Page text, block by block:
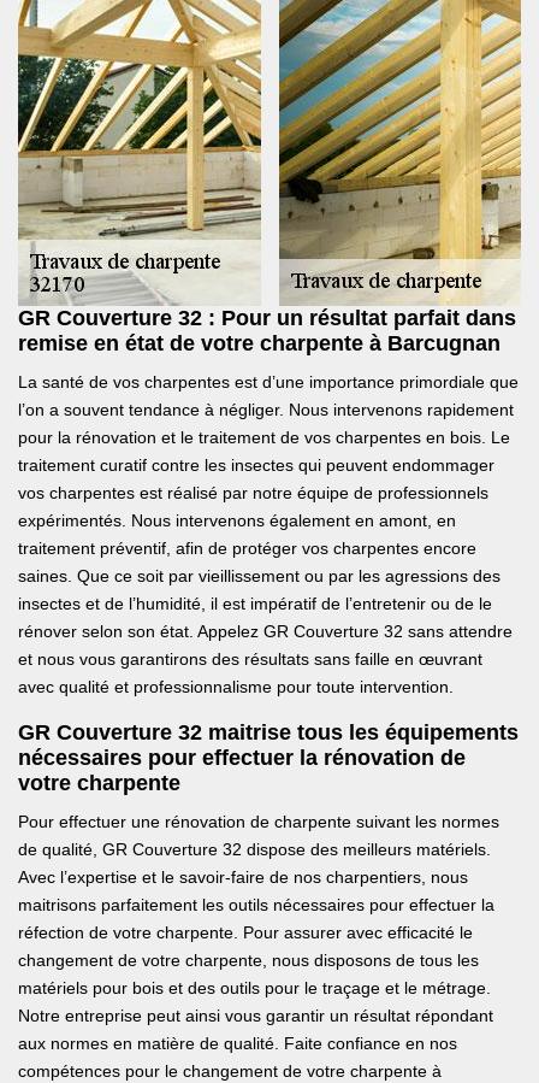
GR Couverture 32 : Pour un résultat parfait dans
remise en état de votre charpente à Barcugnan
La santé de vos charpentes est d’une importance primordiale que
l’on a souvent tendance à négliger. Nous intervenons rapidement
pour la rénovation et le traitement de vos charpentes en bois. Le
traitement curatif contre les insectes qui peuvent endommager
vos charpentes est réalisé par notre équipe de professionnels
expérimentés. Nous intervenons également en amont, en
traitement préventif, afin de protéger vos charpentes encore
saines. Que ce soit par vieillissement ou par les agressions des
insectes et de l’humidité, il est impératif de l’entretenir ou de le
rénover selon son état. Appelez GR Couverture 32 sans attendre
et nous vous garantirons des résultats sans faille en œuvrant
avec qualité et professionnalisme pour toute intervention.
GR Couverture 32 maitrise tous les équipements
nécessaires pour effectuer la rénovation de
votre charpente
Pour effectuer une rénovation de charpente suivant les normes
de qualité, GR Couverture 32 dispose des meilleurs matériels.
Avec l’expertise et le savoir-faire de nos charpentiers, nous
maitrisons parfaitement les outils nécessaires pour effectuer la
réfection de votre charpente. Pour assurer avec efficacité le
changement de votre charpente, nous disposons de tous les
matériels pour bois et des outils pour le traçage et le métrage.
Notre entreprise peut ainsi vous garantir un résultat répondant
aux normes en matière de qualité. Faite confiance en nos
compétences pour le changement de votre charpente à